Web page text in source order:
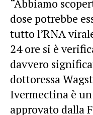
“Abbiamo
dose potrebbe
tutto l’RNA
24 ore si è
davvero
dottoressa
Ivermectina è
approvato dalla